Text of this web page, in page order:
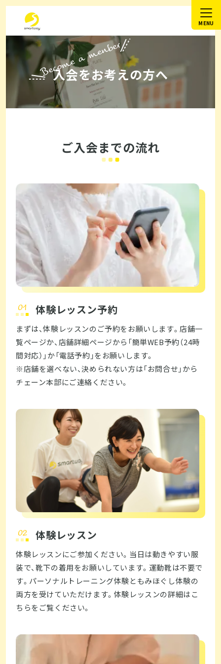
Become a menber
入会をお考えの方へ
ご入会までの流れ
体験レッスン予約
まずは、体験レッスンのご予約をお願いします。店舗一
覧ページか、店舗詳細ページから「簡単WEB予約（24時
間対応）」か「電話予約」をお願いします。
※店舗を選べない、決められない方は「お問合せ」から
チェーン本部にご連絡ください。
体験レッスン
体験レッスンにご参加ください。当日は動きやすい服
装で、靴下の着用をお願いしています。運動靴は不要で
す。パーソナルトレーニング体験ともみほぐし体験の
両方を受けていただけます。体験レッスンの詳細はこ
ちらをご覧ください。